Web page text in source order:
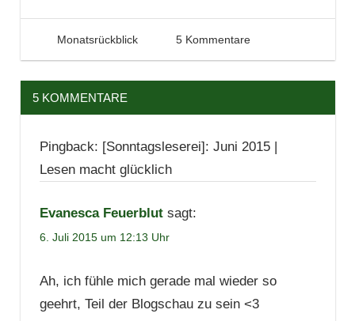
6. Juli 2015
Tintenhain
Monatsrückblick 5 Kommentare
5 KOMMENTARE
Pingback: [Sonntagsleserei]: Juni 2015 |
Lesen macht glücklich
Evanesca Feuerblut sagt:
6. Juli 2015 um 12:13 Uhr
Ah, ich fühle mich gerade mal wieder so
geehrt, Teil der Blogschau zu sein <3